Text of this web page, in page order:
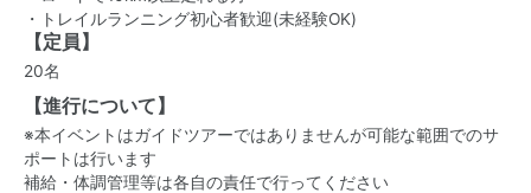
・トレイルランニング初心者歓迎(未経験OK)
【定員】
20名
【進行について】
※本イベントはガイドツアーではありませんが可能な範囲でのサ
ポートは行います
補給・体調管理等は各自の責任で行ってください